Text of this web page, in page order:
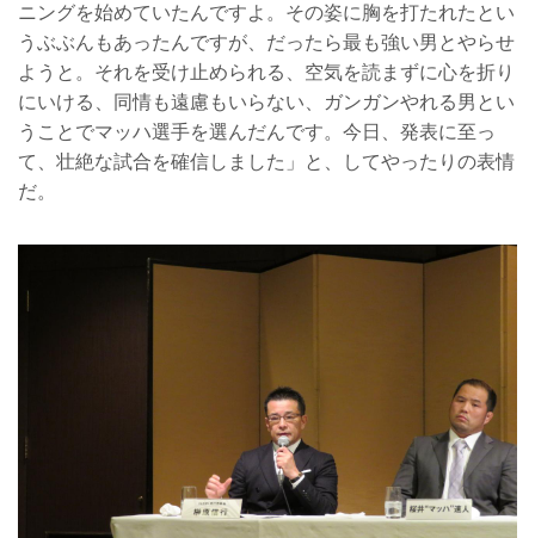
ニングを始めていたんですよ。その姿に胸を打たれたとい
うぶぶんもあったんですが、だったら最も強い男とやらせ
ようと。それを受け止められる、空気を読まずに心を折り
にいける、同情も遠慮もいらない、ガンガンやれる男とい
うことでマッハ選手を選んだんです。今日、発表に至っ
て、壮絶な試合を確信しました」と、してやったりの表情
だ。